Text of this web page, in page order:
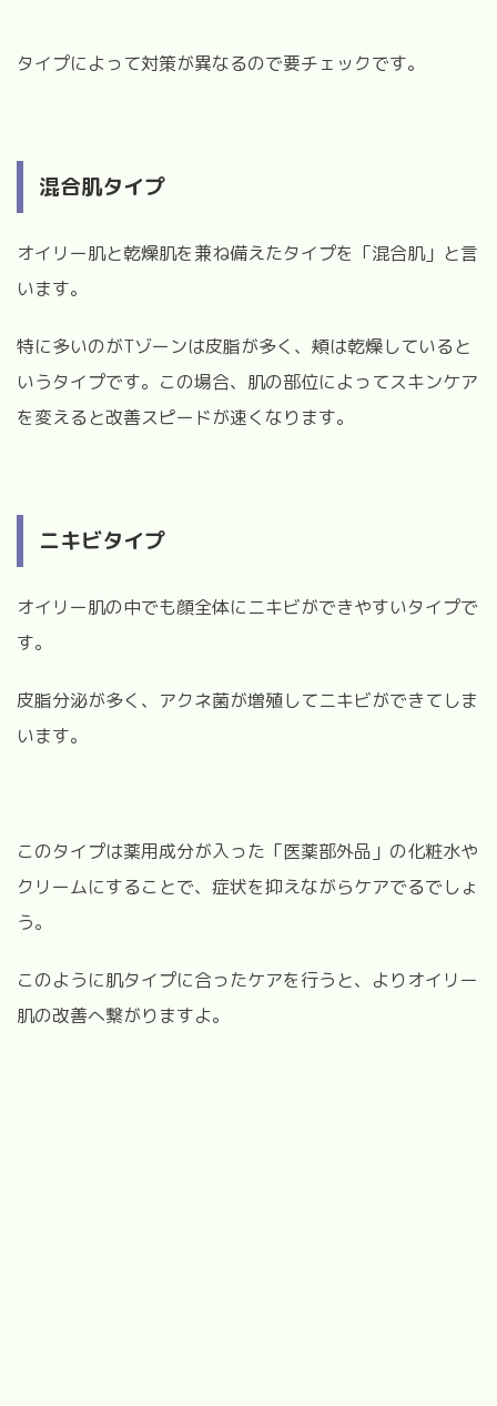
タイプによって対策が異なるので要チェックです。
混合肌タイプ
オイリー肌と乾燥肌を兼ね備えたタイプを「混合肌」と言
います。
特に多いのがTゾーンは皮脂が多く、頬は乾燥していると
いうタイプです。この場合、肌の部位によってスキンケア
を変えると改善スピードが速くなります。
ニキビタイプ
オイリー肌の中でも顔全体にニキビができやすいタイプで
す。
皮脂分泌が多く、アクネ菌が増殖してニキビができてしま
います。
このタイプは薬用成分が入った「医薬部外品」の化粧水や
クリームにすることで、症状を抑えながらケアでるでしょ
う。
このように肌タイプに合ったケアを行うと、よりオイリー
肌の改善へ繋がりますよ。